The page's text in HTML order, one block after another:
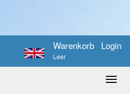
Login
Warenkorb
Leer